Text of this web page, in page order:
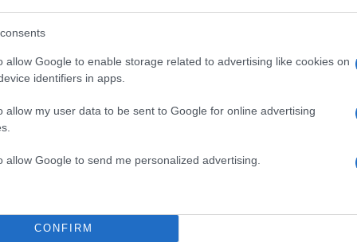
allow Google to enable storage related to advertising like cookies on
identifiers in apps.
allow my user data to be sent to Google for online advertising
allow Google to send me personalized advertising.
CONFIRM
resorts και δραστηριότητες
ζωής.
τους ομορφιά, τη
μοναδικές εμπειρίες που
που φαίνεται πως λάτρεψε
του.